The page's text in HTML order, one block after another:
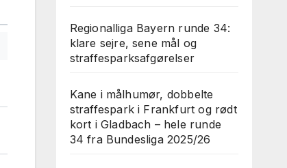
Regionalliga Bayern runde 34:
klare sejre, sene mål og
straffesparksafgørelser
Kane i målhumør, dobbelte
straffespark i Frankfurt og rødt
kort i Gladbach – hele runde
34 fra Bundesliga 2025/26